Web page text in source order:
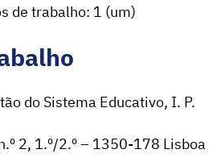
de trabalho: 1 (um)
do Sistema Educativo, I. P.
2, 1.º/2.º – 1350-178 Lisboa